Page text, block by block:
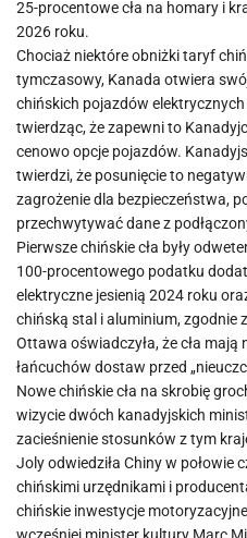
25-procentowe cła na homary i
2026 roku.
Chociaż niektóre obniżki taryf
tymczasowy, Kanada otwiera
chińskich pojazdów
twierdząc, że zapewni to
cenowo opcje pojazdów.
twierdzi, że posunięcie to
zagrożenie dla bezpieczeństwa,
przechwytywać dane z
Pierwsze chińskie cła były
100-procentowego podatku
elektryczne jesienią 2024 roku
chińską stal i aluminium, zgodnie
Ottawa oświadczyła, że ​​cła
łańcuchów dostaw przed
Nowe chińskie cła na skrobię
wizycie dwóch kanadyjskich
zacieśnienie stosunków z tym
Joly odwiedziła Chiny w połowie
chińskimi urzędnikami i
chińskie inwestycje